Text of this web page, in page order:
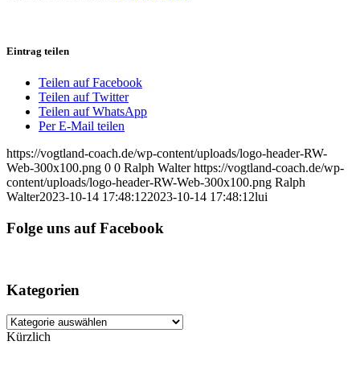
Eintrag teilen
Teilen auf Facebook
Teilen auf Twitter
Teilen auf WhatsApp
Per E-Mail teilen
https://vogtland-coach.de/wp-content/uploads/logo-header-RW-
Web-300x100.png 0 0 Ralph Walter https://vogtland-coach.de/wp-
content/uploads/logo-header-RW-Web-300x100.png Ralph
Walter2023-10-14 17:48:122023-10-14 17:48:12lui
Folge uns auf Facebook
Kategorien
Kategorien
Kürzlich